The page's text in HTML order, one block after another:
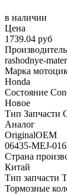
в наличии
Цена
1739.04 руб
Производитель
rashodnye-
Марка
Honda
Состояние
Новое
Тип Запчасти
Аналог
OriginalOEM
06435-MEJ-
Страна
Китай
Тип запчасти
Тормозные